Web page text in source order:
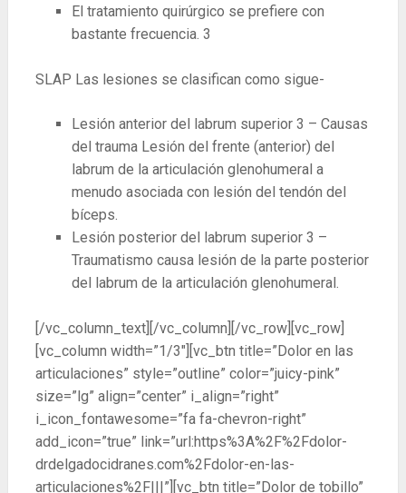
El tratamiento quirúrgico se prefiere con
bastante frecuencia. 3
SLAP Las lesiones se clasifican como sigue-
Lesión anterior del labrum superior 3 – Causas
del trauma Lesión del frente (anterior) del
labrum de la articulación glenohumeral a
menudo asociada con lesión del tendón del
bíceps.
Lesión posterior del labrum superior 3 –
Traumatismo causa lesión de la parte posterior
del labrum de la articulación glenohumeral.
[/vc_column_text][/vc_column][/vc_row][vc_row]
[vc_column width=”1/3″][vc_btn title=”Dolor en las
articulaciones” style=”outline” color=”juicy-pink”
size=”lg” align=”center” i_align=”right”
i_icon_fontawesome=”fa fa-chevron-right”
add_icon=”true” link=”url:https%3A%2F%2Fdolor-
drdelgadocidranes.com%2Fdolor-en-las-
articulaciones%2F|||”][vc_btn title=”Dolor de tobillo”